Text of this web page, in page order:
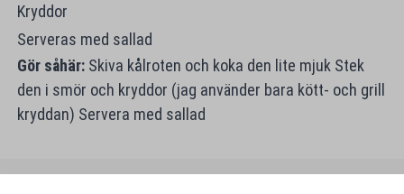
Kryddor
Serveras med sallad
Gör såhär:Skiva kålroten och koka den lite mjuk Stek
den i smör och kryddor (jag använder bara kött- och grill
kryddan) Servera med sallad